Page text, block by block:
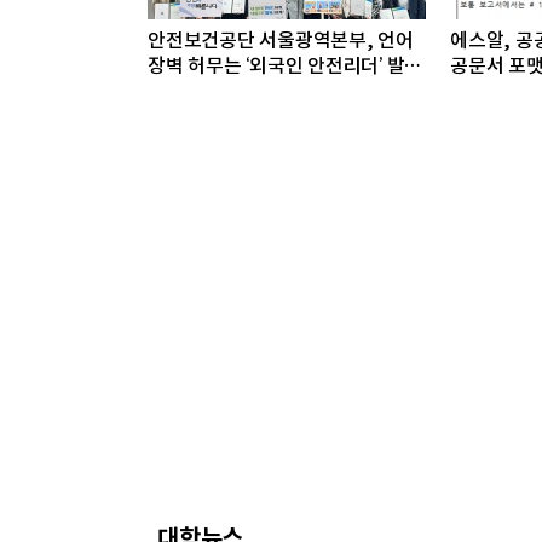
안전보건공단 서울광역본부, 언어
장벽 허무는 ‘외국인 안전리더’ 발대
에스알, 공
공문서 포